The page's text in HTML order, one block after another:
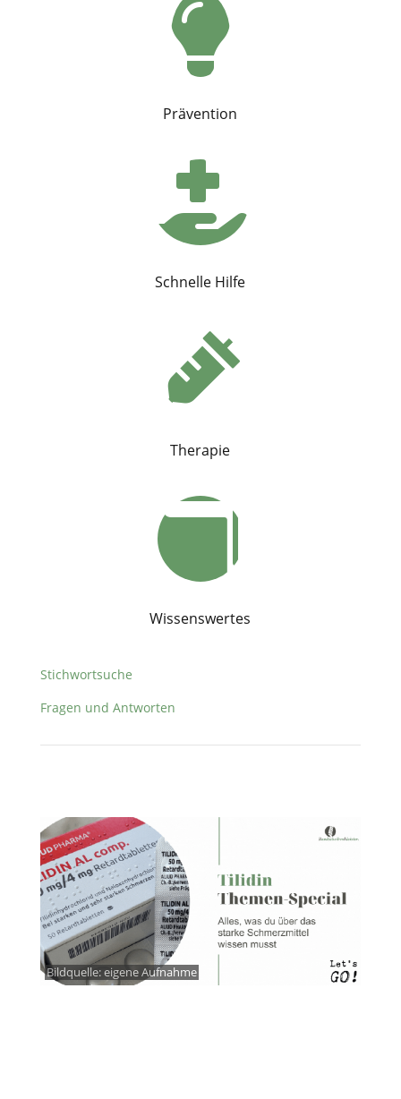

Prävention

Schnelle Hilfe

Therapie

Wissenswertes
Stichwortsuche
Fragen und Antworten
Bildquelle: eigene Aufnahme